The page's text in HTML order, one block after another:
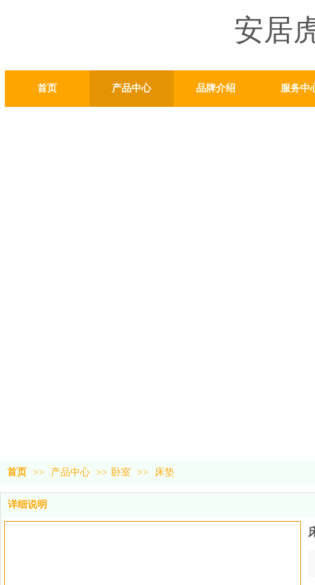
安居
首页 产品中心 品牌介绍 服务中
首页 >> 产品中心 >> 卧室 >> 床垫
详细说明